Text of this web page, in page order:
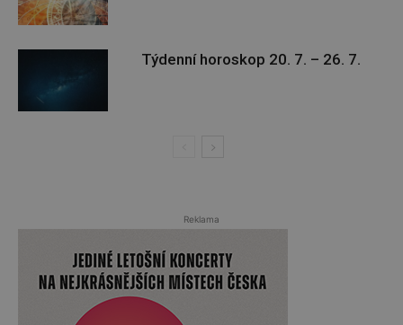
Týdenní horoskop 20. 7. – 26. 7.
Reklama